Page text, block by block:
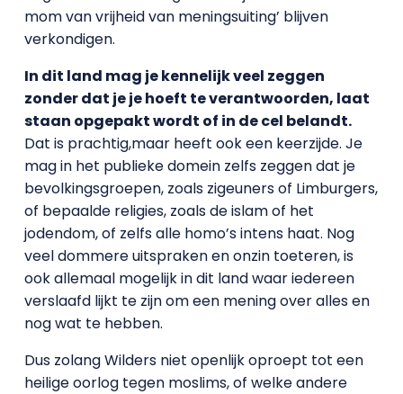
mom van vrijheid van meningsuiting’ blijven
verkondigen.
In dit land mag je kennelijk veel zeggen
zonder dat je je hoeft te verantwoorden, laat
staan opgepakt wordt of in de cel belandt.
Dat is prachtig,maar heeft ook een keerzijde. Je
mag in het publieke domein zelfs zeggen dat je
bevolkingsgroepen, zoals zigeuners of Limburgers,
of bepaalde religies, zoals de islam of het
jodendom, of zelfs alle homo’s intens haat. Nog
veel dommere uitspraken en onzin toeteren, is
ook allemaal mogelijk in dit land waar iedereen
verslaafd lijkt te zijn om een mening over alles en
nog wat te hebben.
Dus zolang Wilders niet openlijk oproept tot een
heilige oorlog tegen moslims, of welke andere